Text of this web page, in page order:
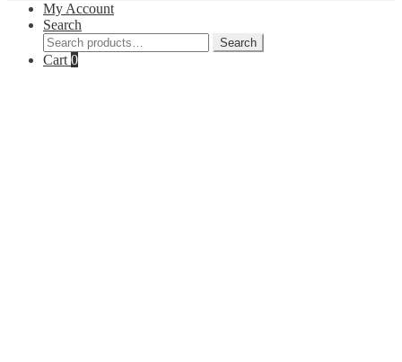
My Account
Search
Search
for:
Search
Cart 0